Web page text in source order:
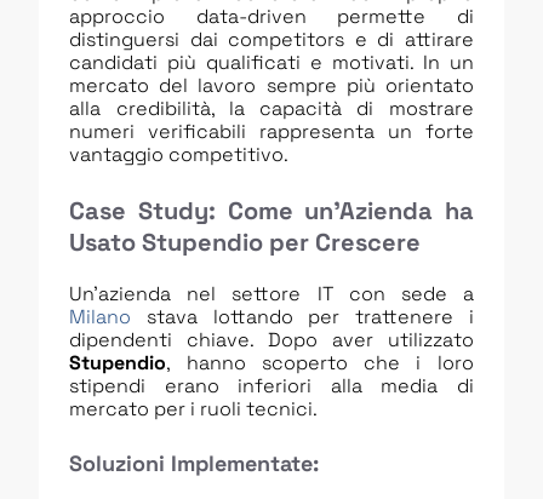
approccio data-driven permette di
distinguersi dai competitors e di attirare
candidati più qualificati e motivati. In un
mercato del lavoro sempre più orientato
alla credibilità, la capacità di mostrare
numeri verificabili rappresenta un forte
vantaggio competitivo.
Case Study: Come un’Azienda ha
Usato Stupendio per Crescere
Un’azienda nel settore IT con sede a
Milano stava lottando per trattenere i
dipendenti chiave. Dopo aver utilizzato
Stupendio, hanno scoperto che i loro
stipendi erano inferiori alla media di
mercato per i ruoli tecnici.
Soluzioni Implementate: